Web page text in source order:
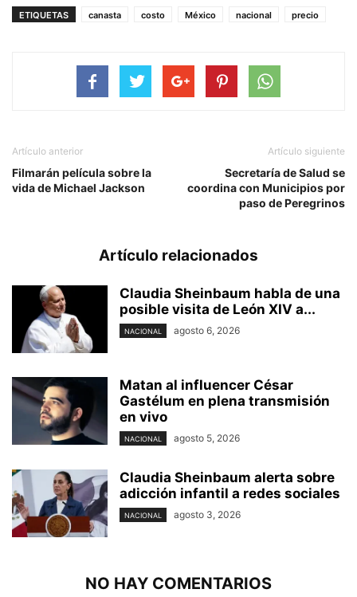
ETIQUETAS canasta costo México nacional precio
Artículo anterior
Filmarán película sobre la
vida de Michael Jackson
Artículo siguiente
Secretaría de Salud se
coordina con Municipios por
paso de Peregrinos
Artículo relacionados
Claudia Sheinbaum habla de una
posible visita de León XIV a...
NACIONAL agosto 6, 2026
Matan al influencer César
Gastélum en plena transmisión
en vivo
NACIONAL agosto 5, 2026
Claudia Sheinbaum alerta sobre
adicción infantil a redes sociales
NACIONAL agosto 3, 2026
NO HAY COMENTARIOS